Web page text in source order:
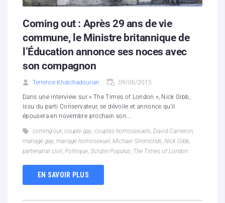
Coming out : Après 29 ans de vie
commune, le Ministre britannique de
l’Éducation annonce ses noces avec
son compagnon
Terrence Khatchadourian 09/06/2015
Dans une interview sur « The Times of London », Nick Gibb,
issu du parti Conservateur, se dévoile et annonce qu'il
épousera en novembre prochain son...
coming-out, couple gay, couples homosexuels, David Cameron,
mariage gay, mariage homosexuel, Michael Simmonds, Nick Gibb,
partenariat civil, Politique, Scrutin Populus, The Times of London
EN SAVOIR PLUS